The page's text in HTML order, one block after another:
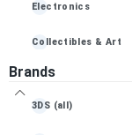
Electronics
Collectibles & Art
Books, Movies &
Baby Essentials
Brands
3DS (all)